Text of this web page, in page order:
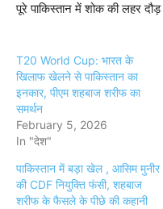
पूरे पाकिस्तान में शोक की लहर दौड़
T20 World Cup: भारत के
खिलाफ खेलने से पाकिस्तान का
इनकार, पीएम शहबाज शरीफ का
समर्थन
February 5, 2026
In "देश"
पाकिस्तान में बड़ा खेल , आसिम मुनीर
की CDF नियुक्ति फंसी, शहबाज
शरीफ के फैसले के पीछे की कहानी